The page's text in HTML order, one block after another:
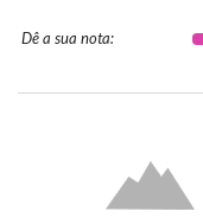
Dê a sua nota: